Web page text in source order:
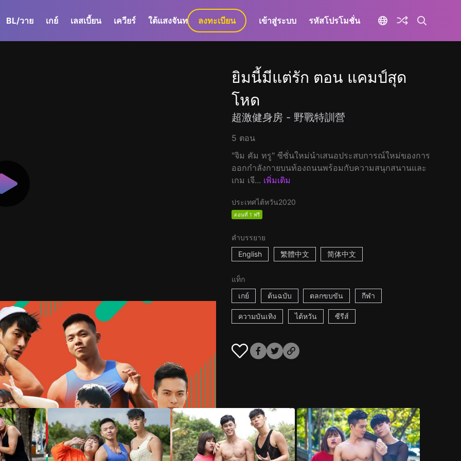
BL/วาย เกย์ เลสเบี้ยน เควียร์ ใต้แสงจันทร์ GaLa+
ลงทะเบียน เข้าสู่ระบบ รหัสโปรโมชั่น
ยิมนี้มีแต่รัก ตอน แคมป์สุด
โหด
超激健身房 - 野戰特訓營
5 ตอน
"จิม คัม ทรู" ซีซั่นใหม่นำเสนอประสบการณ์ใหม่ของการ
ออกกำลังกายบนท้องถนนพร้อมกับความสนุกสนานและ
เกม เจี... เพิ่มเติม
ประเทศไต้หวัน2020
ตอนที่ 1 ฟรี
คำบรรยาย
English
繁體中文 简体中文
แท็ก
เกย์
ต้นฉบับ ตลกขบขัน กีฬา
ความบันเทิง ไต้หวัน ซีรีส์